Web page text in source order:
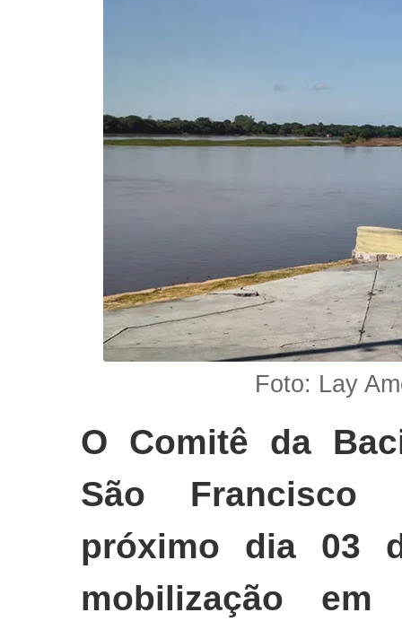
Foto: Lay
O Comitê da
São Francisco
próximo dia 03
mobilização